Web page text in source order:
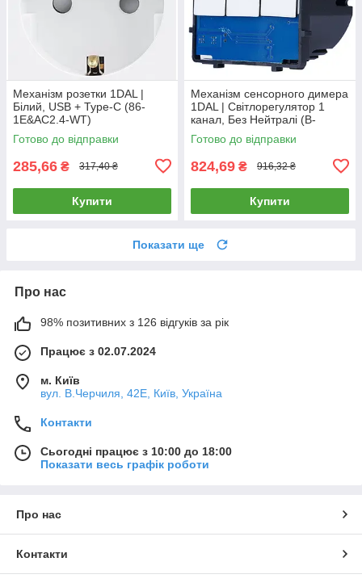
Механізм розетки 1DAL |
Білий, USB + Type-C (86-
1E&AC2.4-WT)
Готово до відправки
285,66 ₴ 317,40 ₴
Купити
Механізм сенсорного димера
1DAL | Світлорегулятор 1
канал, Без Нейтралі (B-
D101L)
Готово до відправки
824,69 ₴ 916,32 ₴
Купити
Показати ще
Про нас
98% позитивних з 126 відгуків за рік
Працює з 02.07.2024
м. Київ
вул. В.Черчиля, 42Е, Київ, Україна
Контакти
Сьогодні працює з 10:00 до 18:00
Показати весь графік роботи
Про нас
Контакти